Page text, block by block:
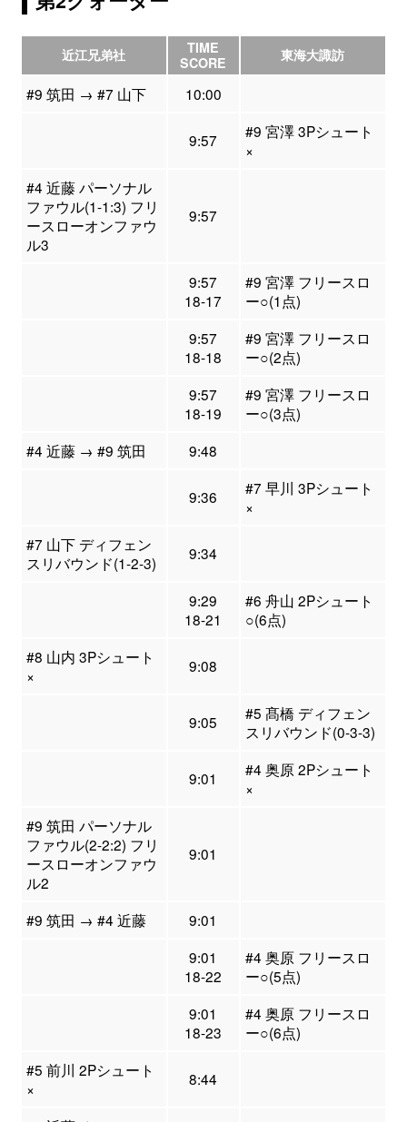
近江兄弟社
TIME
SCORE
東海大諏訪
#9 筑田 → #7 山下 10:00
9:57
#9 宮澤 3Pシュート
×
#4 近藤 パーソナル
ファウル(1-1:3) フリ
ースローオンファウ
ル3
9:57
9:57
18-17
#9 宮澤 フリースロ
ー○(1点)
9:57
18-18
#9 宮澤 フリースロ
ー○(2点)
9:57
18-19
#9 宮澤 フリースロ
ー○(3点)
#4 近藤 → #9 筑田
9:48
9:36
#7 早川 3Pシュート
×
#7 山下 ディフェン
スリバウンド(1-2-3)
9:34
9:29
18-21
#6 舟山 2Pシュート
○(6点)
#8 山内 3Pシュート
×
9:08
9:05
#5 髙橋 ディフェン
スリバウンド(0-3-3)
9:01
#4 奥原 2Pシュート
×
#9 筑田 パーソナル
ファウル(2-2:2) フリ
ースローオンファウ
ル2
9:01
#9 筑田 → #4 近藤
9:01
9:01
18-22
#4 奥原 フリースロ
ー○(5点)
9:01
18-23
#4 奥原 フリースロ
ー○(6点)
#5 前川 2Pシュート
×
8:44